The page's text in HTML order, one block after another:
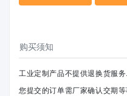
购买须知
工业定制产品不提供退换货服务.
您提交的订单需厂家确认交期